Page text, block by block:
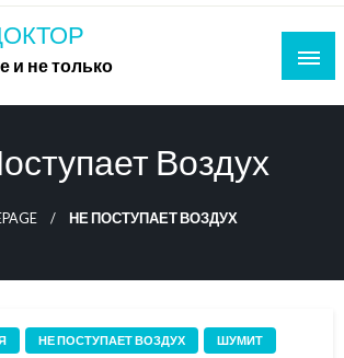
и не только
Воздух
НЕ ПОСТУПАЕТ ВОЗДУХ
НЕ ПОСТУПАЕТ ВОЗДУХ ШУМИТ